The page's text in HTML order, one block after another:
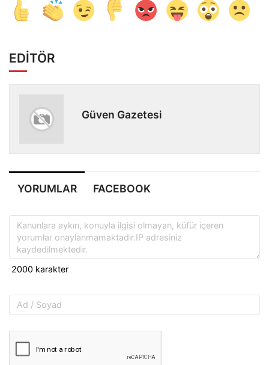
EDİTÖR
Güven Gazetesi
YORUMLAR FACEBOOK